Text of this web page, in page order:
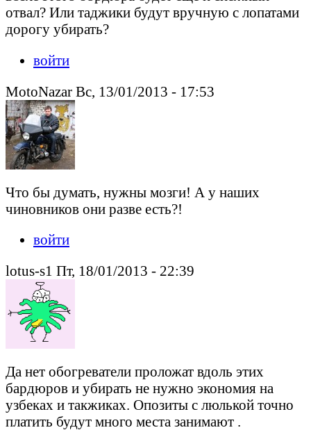
отвал? Или таджики будут вручную с лопатами
дорогу убирать?
войти
MotoNazar Вс, 13/01/2013 - 17:53
Что бы думать, нужны мозги! А у наших
чиновников они разве есть?!
войти
lotus-s1 Пт, 18/01/2013 - 22:39
Да нет обогреватели проложат вдоль этих
бардюров и убирать не нужно экономия на
узбеках и такжиках. Опозиты с люлькой точно
платить будут много места занимают .